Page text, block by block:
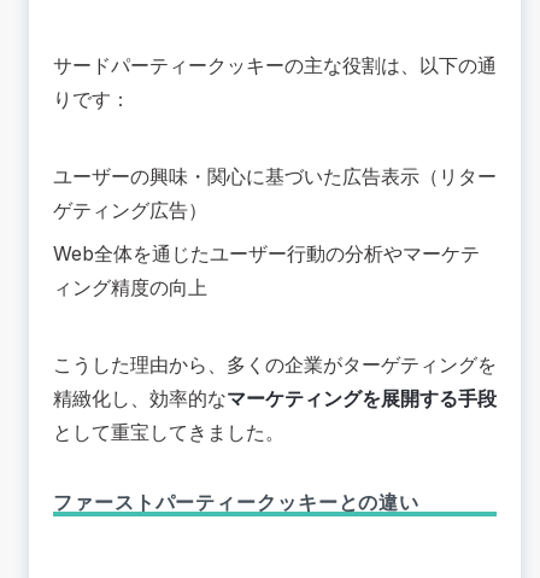
サードパーティークッキーの主な役割は、以下の通
りです：
ユーザーの興味・関心に基づいた広告表示（リター
ゲティング広告）
Web全体を通じたユーザー行動の分析やマーケテ
ィング精度の向上
こうした理由から、多くの企業がターゲティングを
精緻化し、効率的なマーケティングを展開する手段
として重宝してきました。
ファーストパーティークッキーとの違い